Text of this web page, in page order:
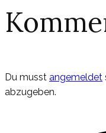
Du musst angemeldet
abzugeben.